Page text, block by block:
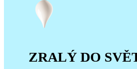
ZRALÝ DO